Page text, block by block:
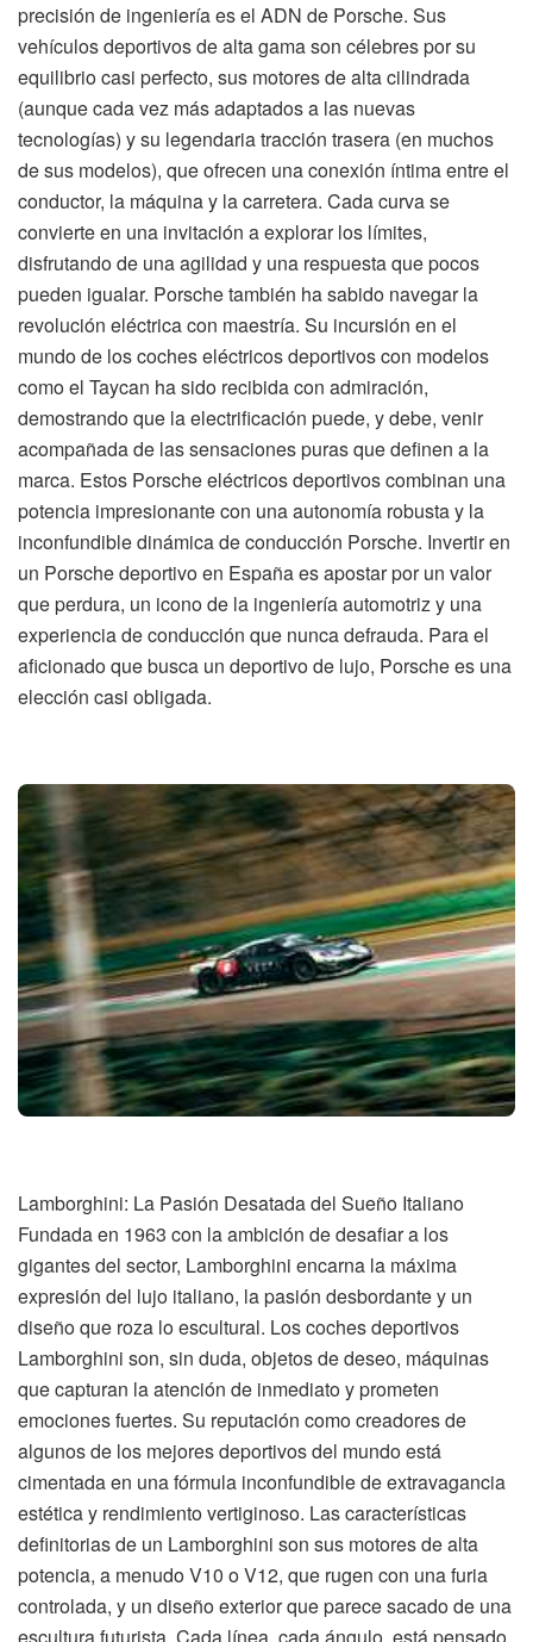
precisión de ingeniería es el ADN de Porsche. Sus
vehículos deportivos de alta gama son célebres por su
equilibrio casi perfecto, sus motores de alta cilindrada
(aunque cada vez más adaptados a las nuevas
tecnologías) y su legendaria tracción trasera (en muchos
de sus modelos), que ofrecen una conexión íntima entre el
conductor, la máquina y la carretera. Cada curva se
convierte en una invitación a explorar los límites,
disfrutando de una agilidad y una respuesta que pocos
pueden igualar. Porsche también ha sabido navegar la
revolución eléctrica con maestría. Su incursión en el
mundo de los coches eléctricos deportivos con modelos
como el Taycan ha sido recibida con admiración,
demostrando que la electrificación puede, y debe, venir
acompañada de las sensaciones puras que definen a la
marca. Estos Porsche eléctricos deportivos combinan una
potencia impresionante con una autonomía robusta y la
inconfundible dinámica de conducción Porsche. Invertir en
un Porsche deportivo en España es apostar por un valor
que perdura, un icono de la ingeniería automotriz y una
experiencia de conducción que nunca defrauda. Para el
aficionado que busca un deportivo de lujo, Porsche es una
elección casi obligada.
Lamborghini: La Pasión Desatada del Sueño Italiano
Fundada en 1963 con la ambición de desafiar a los
gigantes del sector, Lamborghini encarna la máxima
expresión del lujo italiano, la pasión desbordante y un
diseño que roza lo escultural. Los coches deportivos
Lamborghini son, sin duda, objetos de deseo, máquinas
que capturan la atención de inmediato y prometen
emociones fuertes. Su reputación como creadores de
algunos de los mejores deportivos del mundo está
cimentada en una fórmula inconfundible de extravagancia
estética y rendimiento vertiginoso. Las características
definitorias de un Lamborghini son sus motores de alta
potencia, a menudo V10 o V12, que rugen con una furia
controlada, y un diseño exterior que parece sacado de una
escultura futurista. Cada línea, cada ángulo, está pensado